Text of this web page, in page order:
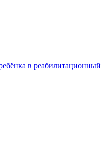
в реабилитационный